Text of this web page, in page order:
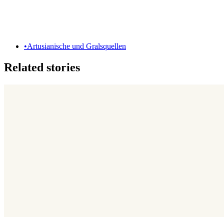
•Artusianische und Gralsquellen
Related stories